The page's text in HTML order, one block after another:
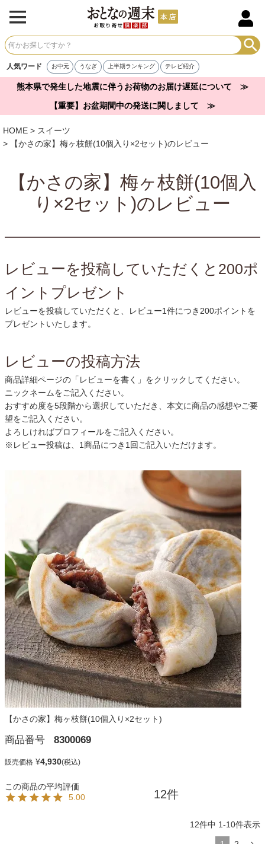
人気ワード お中元 うなぎ 上半期ランキング テレビ紹介
熊本県で発生した地震に伴うお荷物のお届け遅延について ≫
【重要】お盆期間中の発送に関しまして ≫
HOME
スイーツ
【かさの家】梅ヶ枝餅(10個入り×2セット)のレビュー
【かさの家】梅ヶ枝餅(10個入
り×2セット)のレビュー
レビューを投稿していただくと200ポ
イントプレゼント
レビューを投稿していただくと、レビュー1件につき200ポイントを
プレゼントいたします。
レビューの投稿方法
商品詳細ページの「レビューを書く」をクリックしてください。
ニックネームをご記入ください。
おすすめ度を5段階から選択していただき、本文に商品の感想やご要
望をご記入ください。
よろしければプロフィールをご記入ください。
※レビュー投稿は、1商品につき1回ご記入いただけます。
【かさの家】梅ヶ枝餅(10個入り×2セット)
商品番号 8300069
販売価格 ¥4,930
5.00 12
12件中 1-10件表示